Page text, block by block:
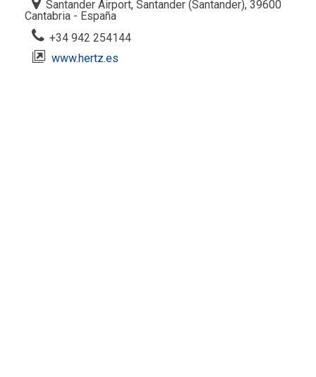
Santander Airport, Santander (Santander), 39600
Cantabria - España
+34 942 254144
www.hertz.es